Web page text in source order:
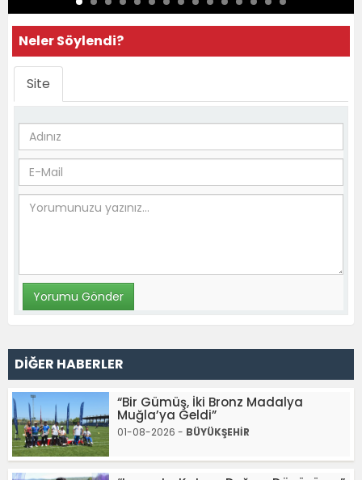
Neler Söylendi?
Site
DİĞER HABERLER
“Bir Gümüş, İki Bronz Madalya
Muğla’ya Geldi”
01-08-2026 - BÜYÜKŞEHİR